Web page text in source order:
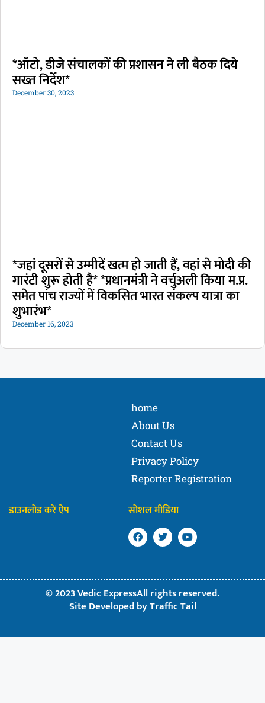
*ऑटो, डीजे संचालकों की प्रशासन ने ली बैठक दिये
सख्त निर्देश*
December 30, 2023
*जहां दूसरों से उम्मीदें खत्म हो जाती हैं, वहां से मोदी की
गारंटी शुरू होती है* *प्रधानमंत्री ने वर्चुअली किया म.प्र.
समेत पांच राज्यों में विकसित भारत संकल्प यात्रा का
शुभारंभ*
December 16, 2023
home
About Us
Contact Us
Privacy Policy
Reporter Registration
डाउनलोड करें ऐप सोशल मीडिया
© 2023 Vedic ExpressAll rights reserved.
Site Developed byTraffic Tail